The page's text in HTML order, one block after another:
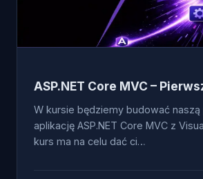
ASP.NET Core MVC –
W kursie będziemy budować
aplikację ASP.NET Core MVC z
kurs ma na celu dać ci…